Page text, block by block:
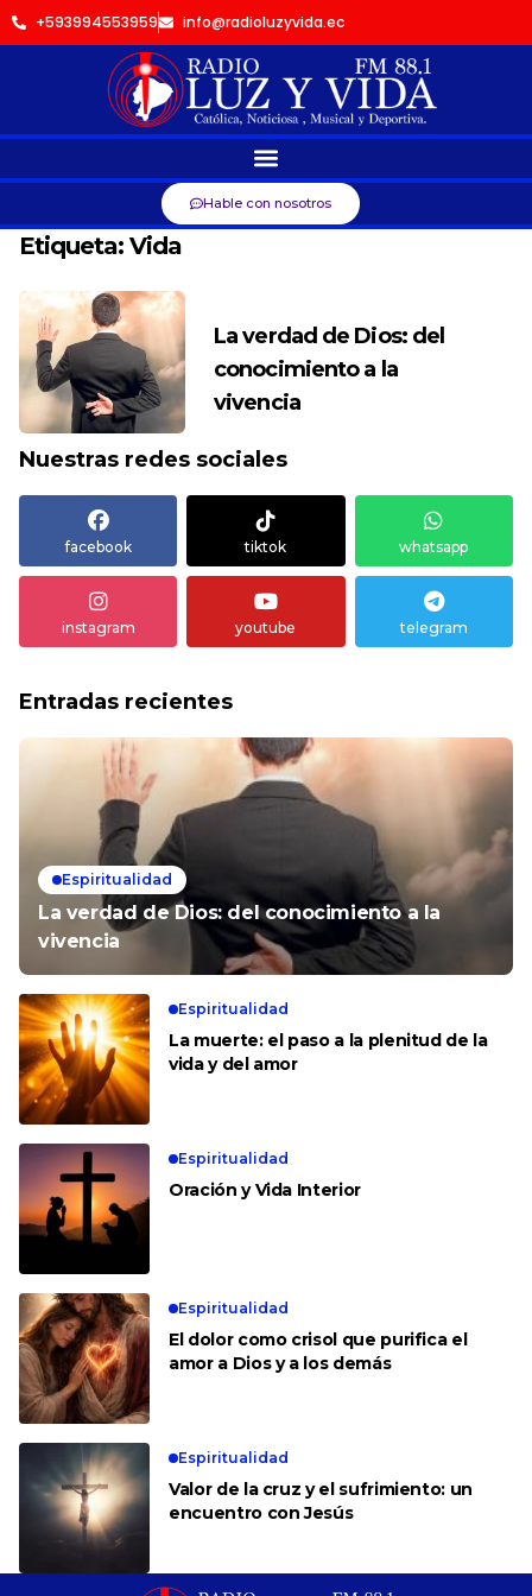
+593994553959 info@radioluzyvida.ec
Hable con nosotros
Etiqueta: Vida
La verdad de Dios: del
conocimiento a la
vivencia
Nuestras redes sociales
facebook tiktok whatsapp
instagram youtube telegram
Entradas recientes
Espiritualidad
La verdad de Dios: del conocimiento a la
vivencia
Espiritualidad
La muerte: el paso a la plenitud de la
vida y del amor
Espiritualidad
Oración y Vida Interior
Espiritualidad
El dolor como crisol que purifica el
amor a Dios y a los demás
Espiritualidad
Valor de la cruz y el sufrimiento: un
encuentro con Jesús